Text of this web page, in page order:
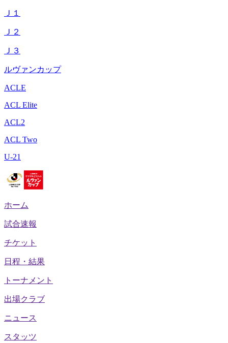
Ｊ１
Ｊ２
Ｊ３
ルヴァンカップ
ACLE
ACL Elite
ACL2
ACL Two
U-21
ホーム
試合速報
チケット
日程・結果
トーナメント
出場クラブ
ニュース
スタッツ